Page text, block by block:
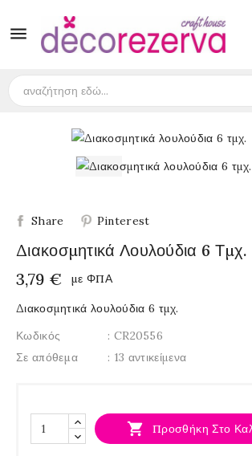

Share Pinterest
Διακοσμητικά Λουλούδια 6 Τμχ.
3,79 €
με ΦΠΑ
Διακοσμητικά λουλούδια 6 τμχ.
Κωδικός
: CR20556
Σε απόθεμα
: 13 αντικείμενα
 Προσθήκη Στο